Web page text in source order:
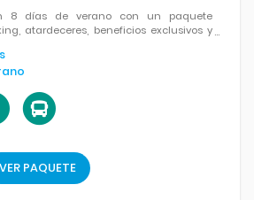
8 días de verano con un paquete
atardeceres, beneficios exclusivos y
y diversión!
VER PAQUETE